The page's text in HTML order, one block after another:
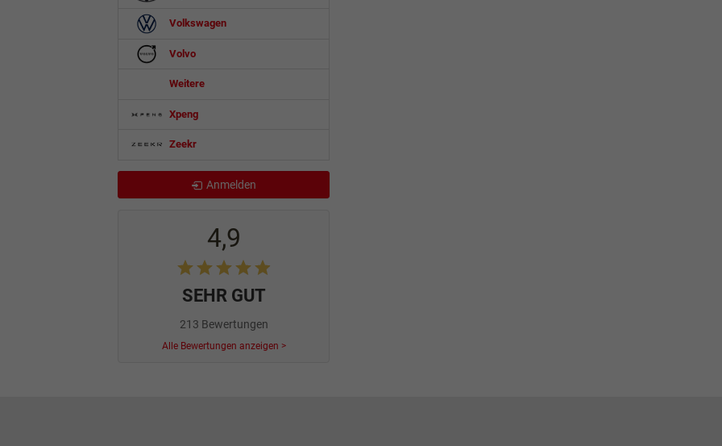
Volkswagen
Volvo
Weitere
Xpeng
Zeekr
Anmelden
4,9
SEHR GUT
213 Bewertungen
Alle Bewertungen anzeigen >